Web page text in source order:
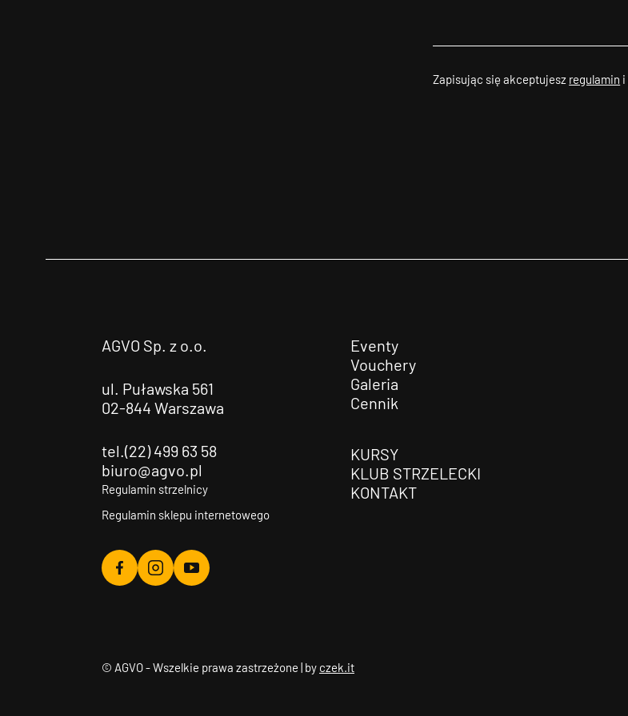
Zapisując się akceptujesz regulamin i
AGVO Sp. z o.o.
ul. Puławska 561
02-844 Warszawa
tel.(22) 499 63 58
biuro@agvo.pl
Regulamin strzelnicy
Regulamin sklepu internetowego
Agvo
Agvo
Agvo
Eventy
Vouchery
Galeria
Cennik
KURSY
KLUB STRZELECKI
KONTAKT
© AGVO - Wszelkie prawa zastrzeżone | by czek.it